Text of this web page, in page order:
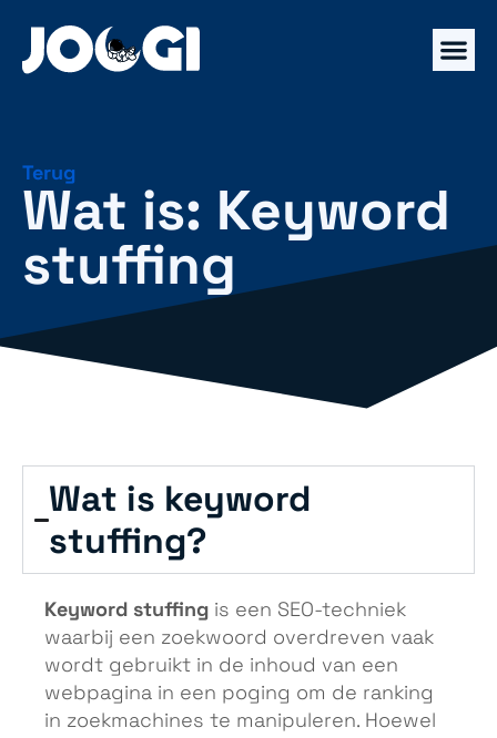
Terug
Wat is: Keyword
stuffing
Wat is keyword
stuffing?
Keyword stuffing is een SEO-techniek
waarbij een zoekwoord overdreven vaak
wordt gebruikt in de inhoud van een
webpagina in een poging om de ranking
in zoekmachines te manipuleren. Hoewel